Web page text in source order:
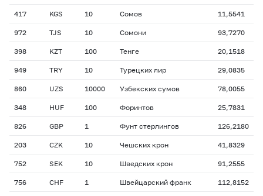
417 KGS 10 Сомов 11,5541
972 TJS 10 Сомони 93,7270
398 KZT 100 Тенге 20,1518
949 TRY 10 Турецких лир 29,0835
860 UZS 10000 Узбекских сумов 78,0055
348 HUF 100 Форинтов 25,7831
826 GBP 1 Фунт стерлингов 126,2180
203 CZK 10 Чешских крон 41,8329
752 SEK 10 Шведских крон 91,2555
756 CHF 1 Швейцарский франк 112,8152